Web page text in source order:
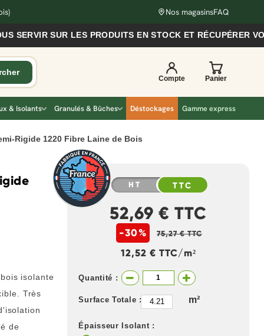
Nos magasinsFAQ
LES PRODUITS EN STOCK ET RÉCUPÉRER VOS
& Isolants Granulés & Bûches Déstockages Gamme express
Rigide 1220 Fibre Laine de Bois
isolante
Très
de
HT TTC
52,69 € TTC
-30% 75,27 € TTC
12,52 € TTC/m²
Quantité :
Surface Totale : m²
Épaisseur Isolant :